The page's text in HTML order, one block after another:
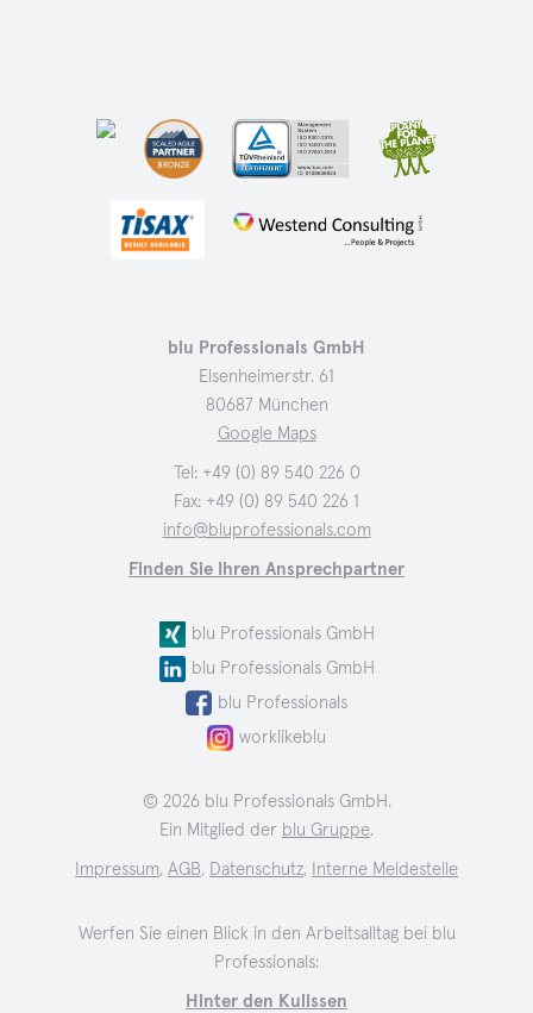
blu Professionals GmbH
Elsenheimerstr. 61
80687 München
Google Maps
Tel: +49 (0) 89 540 226 0
Fax: +49 (0) 89 540 226 1
info@bluprofessionals.com
Finden Sie Ihren Ansprechpartner
blu Professionals GmbH
blu Professionals GmbH
blu Professionals
worklikeblu
© 2026 blu Professionals GmbH.
Ein Mitglied der blu Gruppe.
Impressum, AGB, Datenschutz, Interne Meldestelle
Werfen Sie einen Blick in den Arbeitsalltag bei blu
Professionals:
Hinter den Kulissen